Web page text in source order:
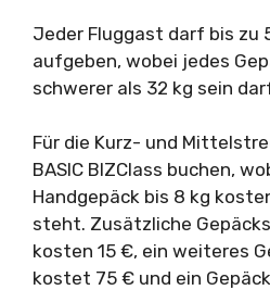
Jeder Fluggast darf bis zu
aufgeben, wobei jedes
schwerer als 32 kg sein
Für die Kurz- und
BASIC BIZClass buchen,
Handgepäck bis 8 kg
steht. Zusätzliche
kosten 15 €, ein weiteres
kostet 75 € und ein